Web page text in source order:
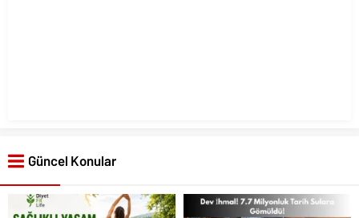
Güncel Konular